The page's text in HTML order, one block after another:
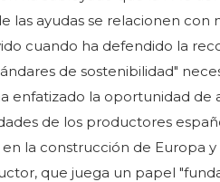
ayudas se relacionen con
cuando ha defendido la
de sostenibilidad"
enfatizado la oportunidad de
de los productores
la construcción de Europa
que juega un papel